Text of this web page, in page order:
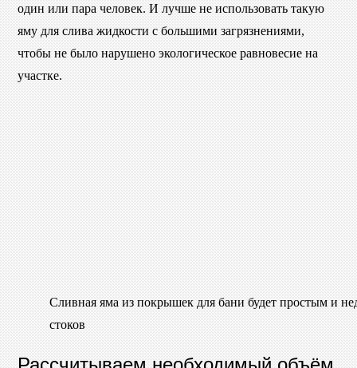
один или пара человек. И лучше не использовать такую
яму для слива жидкости с большими загрязнениями,
чтобы не было нарушено экологическое равновесие на
участке.
Сливная яма из покрышек для бани будет простым и
стоков